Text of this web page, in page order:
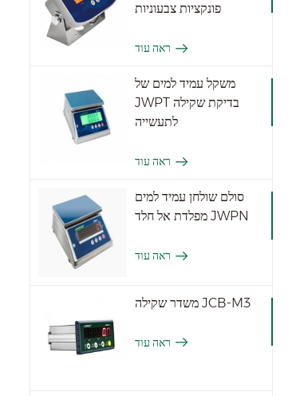
פונקציות צבעוניות
ראה עוד
משקל עמיד למים של
JWPT בדיקת שקילה
לתעשייה
ראה עוד
סולם שולחן עמיד למים
מפלדת אל חלד JWPN
ראה עוד
משדר שקילה JCB-M3
ראה עוד